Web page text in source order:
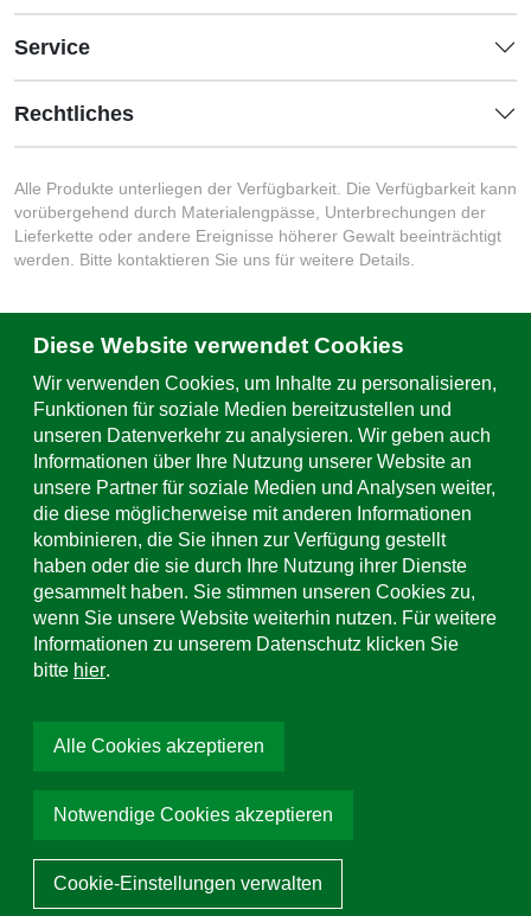
Diese Website verwendet Cookies
Wir verwenden Cookies, um Inhalte zu personalisieren,
Funktionen für soziale Medien bereitzustellen und
unseren Datenverkehr zu analysieren. Wir geben auch
Informationen über Ihre Nutzung unserer Website an
unsere Partner für soziale Medien und Analysen weiter,
die diese möglicherweise mit anderen Informationen
kombinieren, die Sie ihnen zur Verfügung gestellt
haben oder die sie durch Ihre Nutzung ihrer Dienste
gesammelt haben. Sie stimmen unseren Cookies zu,
wenn Sie unsere Website weiterhin nutzen. Für weitere
Informationen zu unserem Datenschutz klicken Sie
bitte hier.
Alle Cookies akzeptieren
Notwendige Cookies akzeptieren
Cookie-Einstellungen verwalten
Melange
Stärke wählen:8 cm
6 cm 8 cm 10 cm
12 cm
Artikel anfragen
Service
Rechtliches
Alle Produkte unterliegen der Verfügbarkeit. Die Verfügbarkeit kann
vorübergehend durch Materialengpässe, Unterbrechungen der
Lieferkette oder andere Ereignisse höherer Gewalt beeinträchtigt
werden. Bitte kontaktieren Sie uns für weitere Details.
Schreiben Sie uns
Kontaktformular & Standorte
Support & Service
+49 (0)781 508-0
E-Mail Adresse
info@uhl.de
Social Media
© 2026 Hermann Uhl KG Ortenau. Alle Rechte vorbehalten
Mit ❤ programmiert von Team Tietge